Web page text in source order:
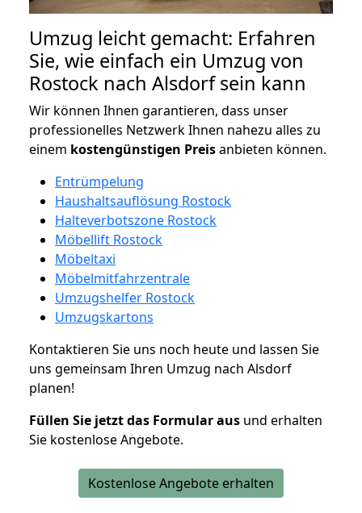
Umzug leicht gemacht: Erfahren
Sie, wie einfach ein Umzug von
Rostock nach Alsdorf sein kann
Wir können Ihnen garantieren, dass unser
professionelles Netzwerk Ihnen nahezu alles zu
einem kostengünstigen Preisanbieten können.
Entrümpelung
Haushaltsauflösung Rostock
Halteverbotszone Rostock
Möbellift Rostock
Möbeltaxi
Möbelmitfahrzentrale
Umzugshelfer Rostock
Umzugskartons
Kontaktieren Sie uns noch heute und lassen Sie
uns gemeinsam Ihren Umzug nach Alsdorf
planen!
Füllen Sie jetzt das Formular aus und erhalten
Sie kostenlose Angebote.
Kostenlose Angebote erhalten